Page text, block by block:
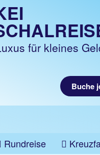
für kleines
Buche
Rundreise